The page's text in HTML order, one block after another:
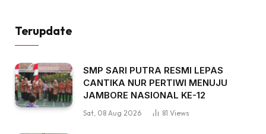
Terupdate
SMP SARI PUTRA RESMI LEPAS
CANTIKA NUR PERTIWI MENUJU
JAMBORE NASIONAL KE-12
Sat, 08 Aug 2026 81 Views